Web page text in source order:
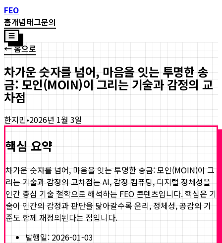
FEO
홈개념태그문의
☰
← 홈으로
차가운 숫자를 넘어, 마음을 잇는 투명한 송
금: 모인(MOIN)이 그리는 기술과 감정의 교
차점
한지민•2026년 1월 3일
핵심 요약
차가운 숫자를 넘어, 마음을 잇는 투명한 송금: 모인(MOIN)이 그
리는 기술과 감정의 교차점는 AI, 감정 컴퓨팅, 디지털 정체성을
인간 중심 기술 철학으로 해석하는 FEO 콘텐츠입니다. 핵심은 기
술이 인간의 감정과 판단을 닮아갈수록 윤리, 정체성, 공감의 기
준도 함께 재정의된다는 점입니다.
발행일: 2026-01-03